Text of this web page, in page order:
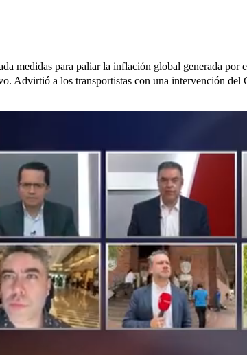
medidas para paliar la inflación global generada por
Advirtió a los transportistas con una intervención del